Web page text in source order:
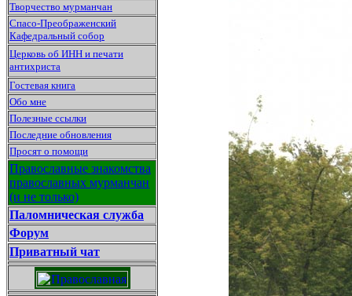
Творчество мурманчан
Спасо-Преображенский
Кафедральный собор
Церковь об ИНН и печати
антихриста
Гостевая книга
Обо мне
Полезные ссылки
Последние обновления
Просят о помощи
Православные знакомства
православных мурманчан
(и не только)
Паломническая служба
Форум
Приватный чат